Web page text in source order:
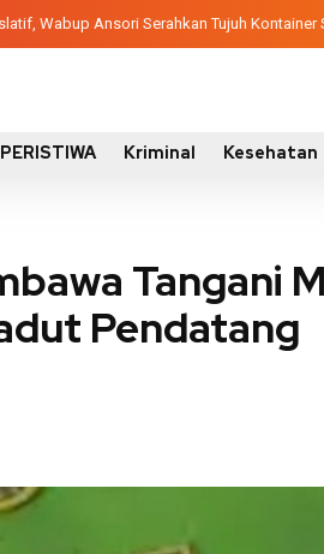
Wabup Ansori Serahkan Tujuh Kontainer
PERISTIWA Kriminal Kesehatan
Tangani
Pendatang